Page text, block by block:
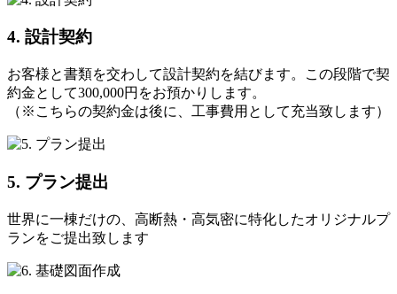
4. 設計契約
お客様と書類を交わして設計契約を結びます。この段階で契
約金として300,000円をお預かりします。
（※こちらの契約金は後に、工事費用として充当致します）
5. プラン提出
世界に一棟だけの、高断熱・高気密に特化したオリジナルプ
ランをご提出致します